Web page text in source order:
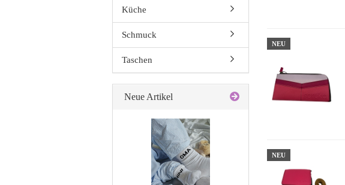
NEU
NEU
Küche
Schmuck
Taschen
Neue Artikel